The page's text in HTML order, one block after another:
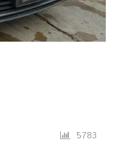
5783